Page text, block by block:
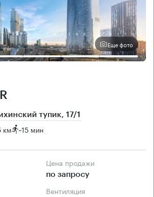
Еще фото
тупик, 17/1
км ~15 мин
Цена продажи
по запросу
Вентиляция